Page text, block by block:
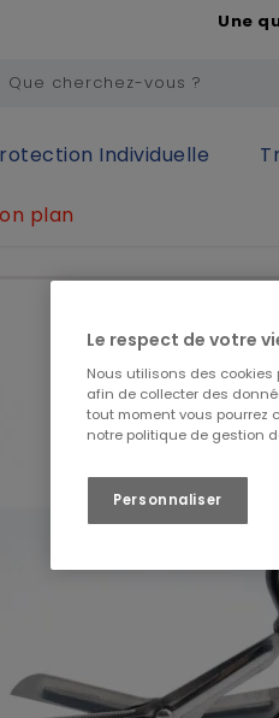
Une
Individuelle
plan
soins
Le respect de votre
Nous utilisons des
afin de collecter des
tout moment vous pourrez
notre politique de gestion
Personnaliser